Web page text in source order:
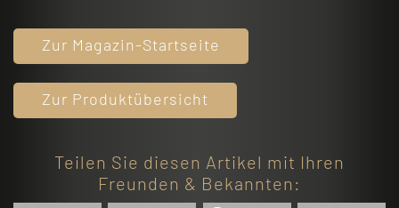
Zur Magazin-Startseite
Zur Produktübersicht
Teilen Sie diesen Artikel mit Ihren
Freunden & Bekannten: